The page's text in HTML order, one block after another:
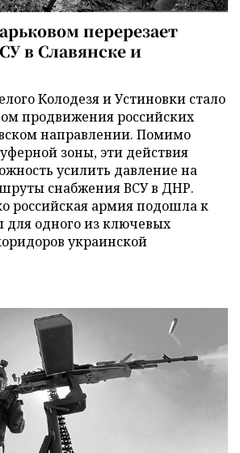
перерезает
в Славянске и
Колодезя и Устиновки стало
продвижения российских
направлении. Помимо
зоны, эти действия
усилить давление на
снабжения ВСУ в ДНР.
российская армия подошла к
для одного из ключевых
украинской